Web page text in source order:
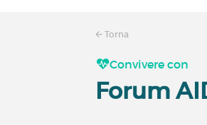
Torna
Convivere con
Forum